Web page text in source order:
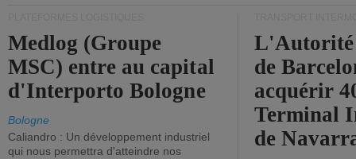
Medlog (Groupe
MSC) entre au capital
d'Interporto Bologne
Bologne
Caliandro : Un développement industriel
qui nous permettra d'atteindre nos
de
acquérir
Terminal
de